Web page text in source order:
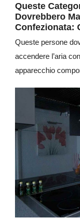
Queste
Dovrebbero
Confezionata:
Queste persone
accendere l’aria
apparecchio